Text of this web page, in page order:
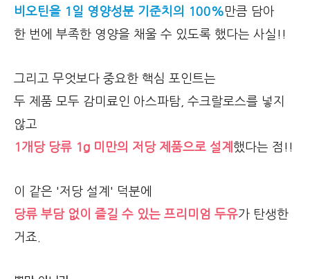
비오틴을 1일 영양성분 기준치의 100%만큼 담아
한 번에 부족한 영양을 채울 수 있도록 했다는 사실!!
그리고 무엇보다 중요한 핵심 포인트는
두 제품 모두 감미료인 아스파탐, 수크랄로스를 넣지
않고
1개당 당류 1g 미만의 저당 제품으로 설계 했다는 점!!
이 같은 '저당 설계' 덕분에
당류 부담 없이 즐길 수 있는 프리미엄 두유가 탄생한
거죠.